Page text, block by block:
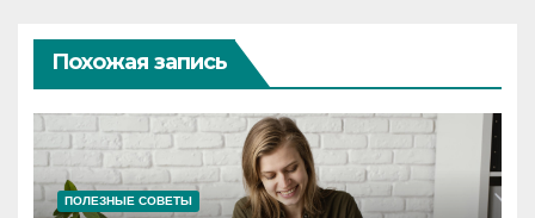
Похожая запись
ПОЛЕЗНЫЕ СОВЕТЫ